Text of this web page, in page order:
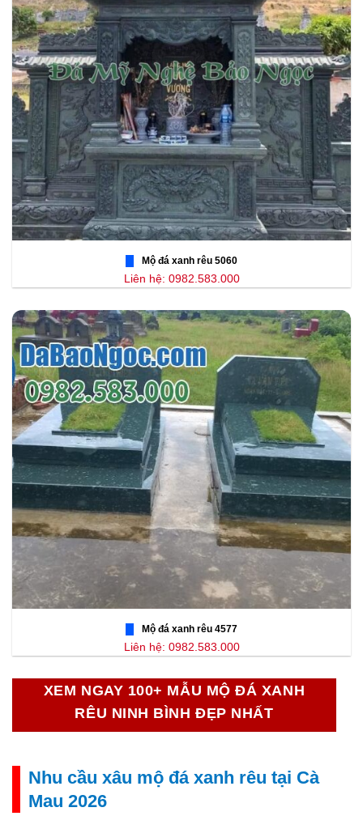
Mộ đá xanh rêu 5060
Liên hệ: 0982.583.000
Mộ đá xanh rêu 4577
Liên hệ: 0982.583.000
XEM NGAY 100+ MẪU MỘ ĐÁ XANH
RÊU NINH BÌNH ĐẸP NHẤT
Nhu cầu xâu mộ đá xanh rêu tại Cà
Mau 2026